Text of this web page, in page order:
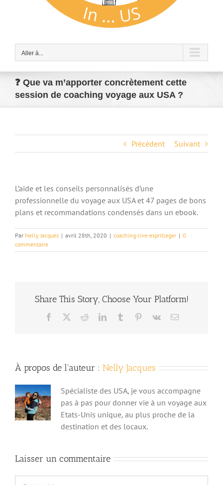
Aller à...
❓ Que va m’apporter concrètement cette
session de coaching voyage aux USA ?
Précédent Suivant
L’aide et les conseils personnalisés d’une
professionnelle du voyage aux USA et 47 pages de bons
plans et recommandations condensés dans un ebook.
Par Nelly Jacques | avril 28th, 2020 | coaching-live-espritleger | 0
commentaire
Share This Story, Choose Your Platform!
Facebook RedditLinkedInTumblr Pinterest
Vk Email
À propos de l'auteur : Nelly Jacques
Spécialiste des USA, je vous accompagne
pas à pas pour donner vie à un voyage aux
Etats-Unis unique, au plus proche de la
destination et des locaux.
Laisser un commentaire